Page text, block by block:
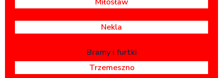
Nekla
Bramy i furtki
Trzemeszno